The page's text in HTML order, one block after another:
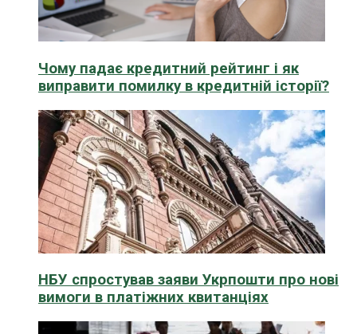
Чому падає кредитний рейтинг і як
виправити помилку в кредитній історії?
НБУ спростував заяви Укрпошти про нові
вимоги в платіжних квитанціях